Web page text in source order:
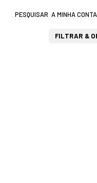
A MINHA CONTA
FILTRAR &